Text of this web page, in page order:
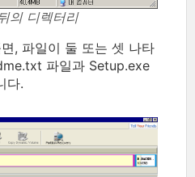
의 디렉터리
, 파일이 둘 또는 셋 나타
파일과 Setup.exe
다.